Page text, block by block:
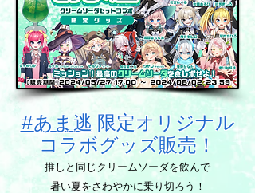
#あま逃 限定オリジナル
コラボグッズ販売！
推しと同じクリームソーダを飲んで
暑い夏をさわやかに乗り切ろう！